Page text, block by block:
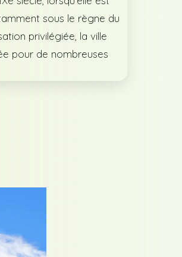
sous le règne du
privilégiée, la ville
pour de nombreuses